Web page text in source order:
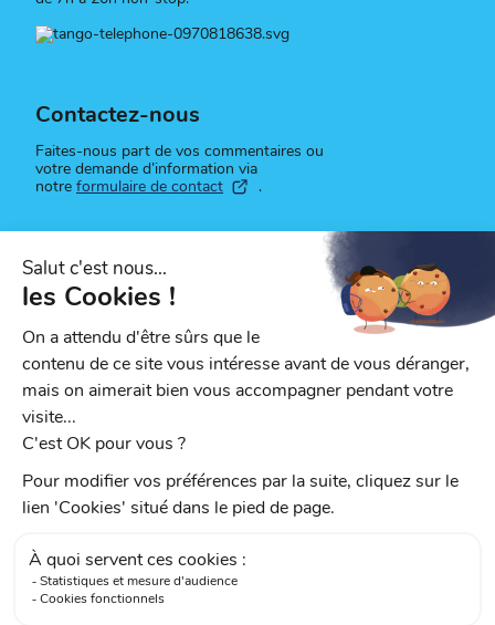
Contactez-nous
Faites-nous part de vos commentaires ou
votre demande d’information via
notre formulaire de contact .
Suivez-nous
Retrouvez toute l'actualité du réseau sur
sur Facebook
Protection des données personnelles
CGU
Mentions légales
Cookies